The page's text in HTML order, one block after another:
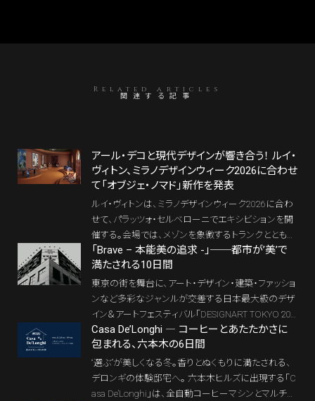
Related articles
関連する記事
アール・デコと現代デザインが響き合う！ ルイ・
ヴィトン、ミラノデザインウィーク2026に合わせ
て「オブジェ・ノマド」新作を発表
ルイ・ヴィトンは、ミラノデザインウィーク2026に合わ
せて、パラッツォ・セルベローニでエキシビションを開
催する。会場では、メゾンを象徴するトランクととも
に、「オブジェ・ノマド コレクション」の新作を披露。ア
ール・デコからコンテンポラリーデザインへと連なる
意匠の系譜を、家具やテキスタイル、空間演出を通し
て提示する。
「Brave – 本能美の追求 -」──都市が’美’で
満たされる10日間
東京の街を舞台に、アート・デザイン・建築・ファッショ
ンなど多彩なジャンルが交差する日本最大級のデザ
イン＆アートフェスティバル「DESIGNART TOKYO 202
5」が、10月31日（金）から11月9日（日）まで開催され
る。表参道から六本木、銀座まで、街を歩きながら体
感する“都市の美”の最前線がここに。
Casa De’Longhi ― コーヒーとあたたかさに
包まれる、六本木の6日間
“選ぶ”が美しくなる冬。香りとぬくもりに満たされる、
デロンギの体験邸宅へ。 六本木ヒルズに出現する「C
asa De’Longhi」は、全自動コーヒーマシンとマルチダ